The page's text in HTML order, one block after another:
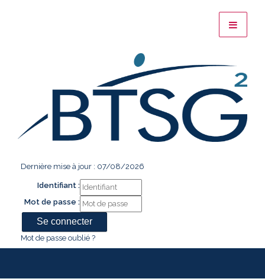
Dernière mise à jour : 07/08/2026
Identifiant :
Mot de passe :
Mot de passe oublié ?